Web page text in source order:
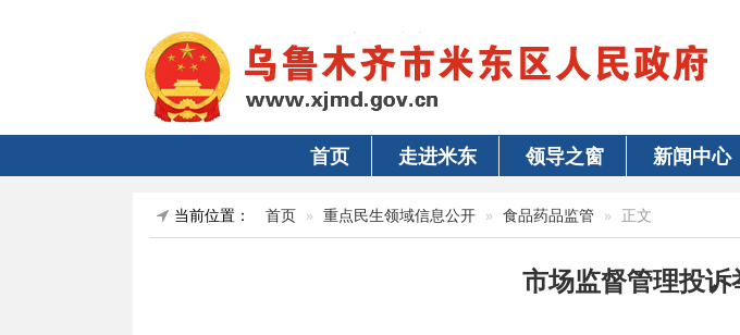
首页 走进米东 领导之窗 新闻中心
当前位置： 首页 重点民生领域信息公开 食品药品监管 正文
市场监督管理投